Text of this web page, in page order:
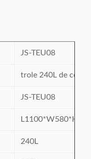
JS-TEU08
trole 240L de
JS-TEU08
240L